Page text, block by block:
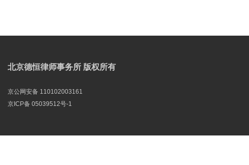
北京德恒律师事务所 版权所有
京公网安备 110102003161
京ICP备 05039512号-1